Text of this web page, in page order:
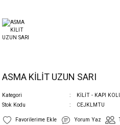
ASMA KİLİT UZUN SARI
Kategori
KİLİT - KAPI
Stok Kodu
CEJKLMTU
Yorum Yaz